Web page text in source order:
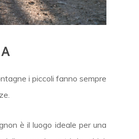
i piccoli fanno sempre
è il luogo ideale per una